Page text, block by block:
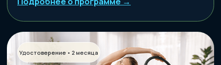
Системная работа с тазом и ТБС: контроль,
стабильность и передача нагрузки.
Подробнее о программе →